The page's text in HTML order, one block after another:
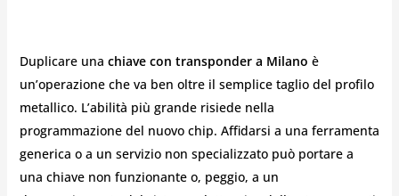
Duplicare una chiave con transponder a Milano è
un’operazione che va ben oltre il semplice taglio del profilo
metallico. L’abilità più grande risiede nella
programmazione del nuovo chip. Affidarsi a una ferramenta
generica o a un servizio non specializzato può portare a
una chiave non funzionante o, peggio, a un